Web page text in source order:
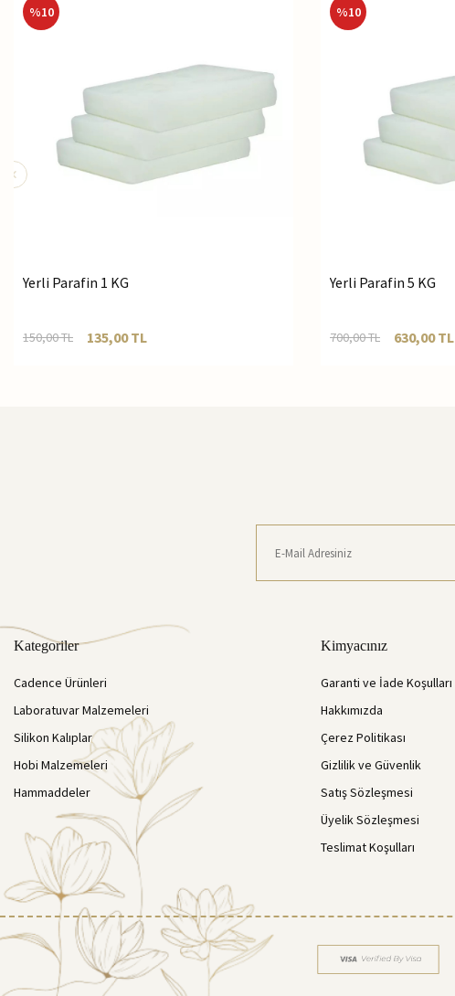
%10
Yerli Parafin 1 KG
150,00TL 135,00TL
%10
Yerli Parafin 5 KG
700,00TL 630,00TL
Kategoriler
Cadence Ürünleri
Laboratuvar Malzemeleri
Silikon Kalıplar
Hobi Malzemeleri
Hammaddeler
Kimyacınız
Garanti ve İade Koşulları
Hakkımızda
Çerez Politikası
Gizlilik ve Güvenlik
Satış Sözleşmesi
Üyelik Sözleşmesi
Teslimat Koşulları